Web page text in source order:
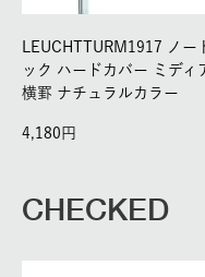
LEUCHTTURM1917 ノー
ック ハードカバー ミディ
横罫 ナチュラルカラー
4,180
CHECKED